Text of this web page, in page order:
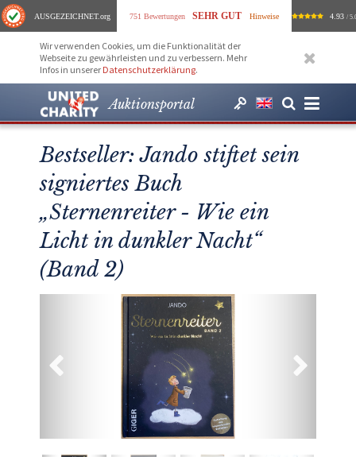
AUSGEZEICHNET.org 751 Bewertungen SEHR GUT Hinweise 4.93 /
Wir verwenden Cookies, um die Funktionalität der
Webseite zu gewährleisten und zu verbessern. Mehr
Infos in unserer Datenschutzerklärung.
Auktionsportal
Bestseller: Jando stiftet sein
signiertes Buch
„Sternenreiter - Wie ein
Licht in dunkler Nacht“
(Band 2)